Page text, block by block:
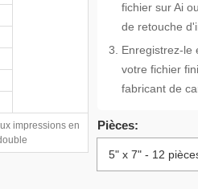
impressions en
fichier sur Ai
de retouche
Enregistrez-le
votre fichier
fabricant de
Pièces: